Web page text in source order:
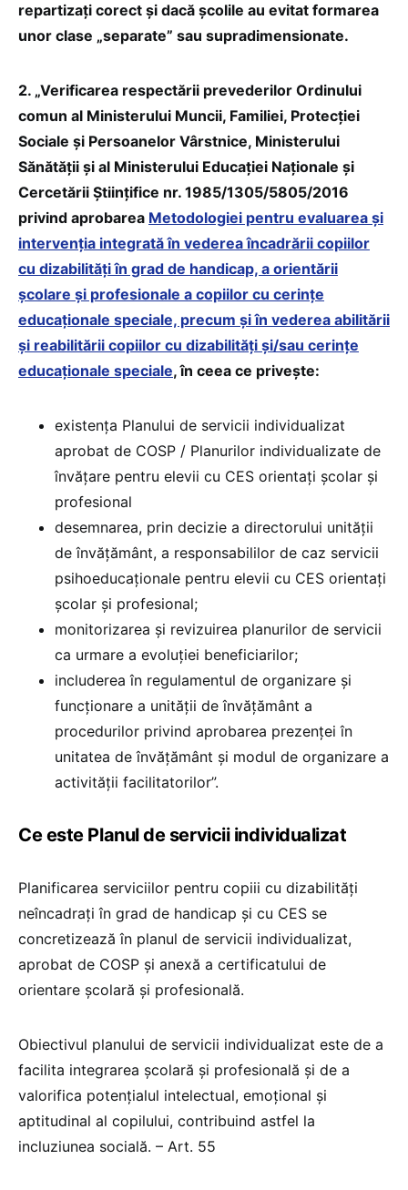
repartizați corect și dacă școlile au evitat formarea
unor clase „separate” sau supradimensionate.
2. „Verificarea respectării prevederilor Ordinului
comun al Ministerului Muncii, Familiei, Protecției
Sociale și Persoanelor Vârstnice, Ministerului
Sănătății și al Ministerului Educației Naționale și
Cercetării Științifice nr. 1985/1305/5805/2016
privind aprobarea Metodologiei pentru evaluarea și
intervenția integrată în vederea încadrării copiilor
cu dizabilități în grad de handicap, a orientării
școlare și profesionale a copiilor cu cerințe
educaționale speciale, precum și în vederea abilitării
și reabilitării copiilor cu dizabilități și/sau cerințe
educaționale speciale, în ceea ce privește:
existența Planului de servicii individualizat
aprobat de COSP / Planurilor individualizate de
învățare pentru elevii cu CES orientați școlar și
profesional
desemnarea, prin decizie a directorului unității
de învățământ, a responsabililor de caz servicii
psihoeducaționale pentru elevii cu CES orientați
școlar și profesional;
monitorizarea și revizuirea planurilor de servicii
ca urmare a evoluției beneficiarilor;
includerea în regulamentul de organizare și
funcționare a unității de învățământ a
procedurilor privind aprobarea prezenței în
unitatea de învățământ și modul de organizare a
activității facilitatorilor”.
Ce este Planul de servicii individualizat
Planificarea serviciilor pentru copiii cu dizabilităţi
neîncadraţi în grad de handicap şi cu CES se
concretizează în planul de servicii individualizat,
aprobat de COSP şi anexă a certificatului de
orientare şcolară şi profesională.
Obiectivul planului de servicii individualizat este de a
facilita integrarea şcolară şi profesională şi de a
valorifica potenţialul intelectual, emoţional şi
aptitudinal al copilului, contribuind astfel la
incluziunea socială. – Art. 55